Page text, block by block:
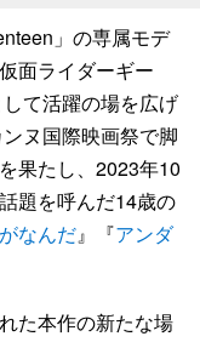
」の専属モデ
面ライダーギー
て活躍の場を広げ
ヌ国際映画祭で脚
果たし、2023年10
題を呼んだ14歳の
なんだ』『アンダ
た本作の新たな場